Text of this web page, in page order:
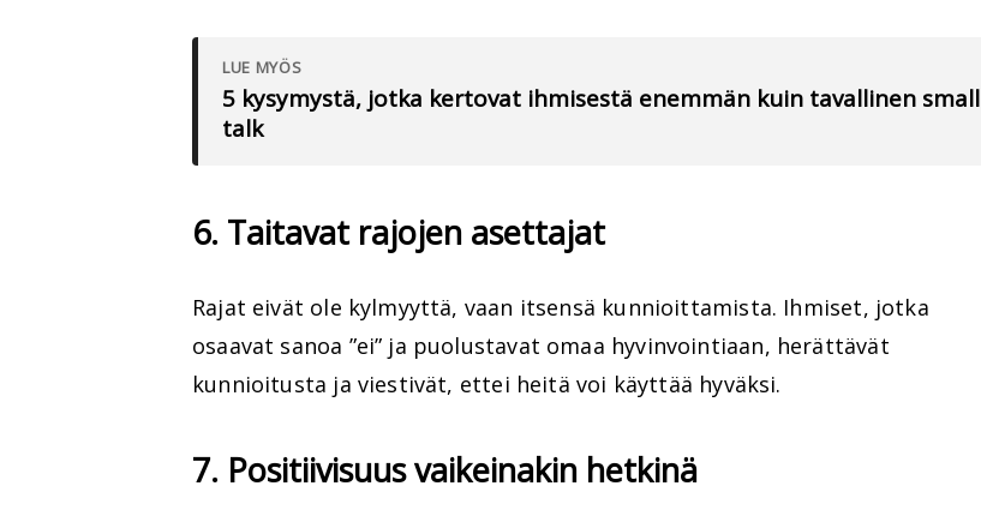
LUE MYÖS
5 kysymystä, jotka kertovat ihmisestä enemmän kuin tavallinen small
talk
6. Taitavat rajojen asettajat
Rajat eivät ole kylmyyttä, vaan itsensä kunnioittamista. Ihmiset, jotka
osaavat sanoa ”ei” ja puolustavat omaa hyvinvointiaan, herättävät
kunnioitusta ja viestivät, ettei heitä voi käyttää hyväksi.
7. Positiivisuus vaikeinakin hetkinä